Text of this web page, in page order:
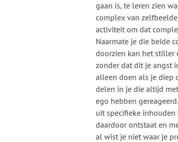
gaan is, te leren zien
complex van
activiteit om dat
Naarmate je die beide
doorzien kan het stiller
zonder dat dit je angst
alleen doen als je diep
delen in je die altijd
ego hebben
uit specifieke inhouden
daardoor ontstaat en
al wist je niet waar je